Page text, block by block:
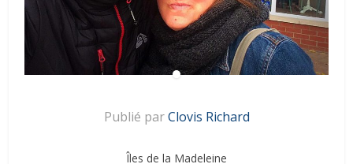
Publié parClovis Richard
Îles de la Madeleine